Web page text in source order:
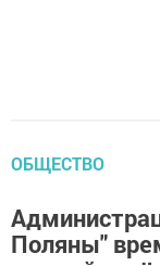
ОБЩЕСТВО
Поляны"